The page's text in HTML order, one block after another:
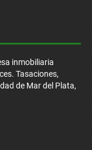
inmobiliaria
Tasaciones,
de Mar del Plata,